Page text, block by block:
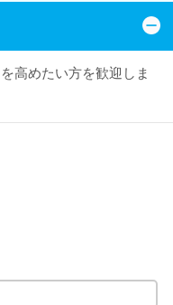
高めたい方を歓迎しま